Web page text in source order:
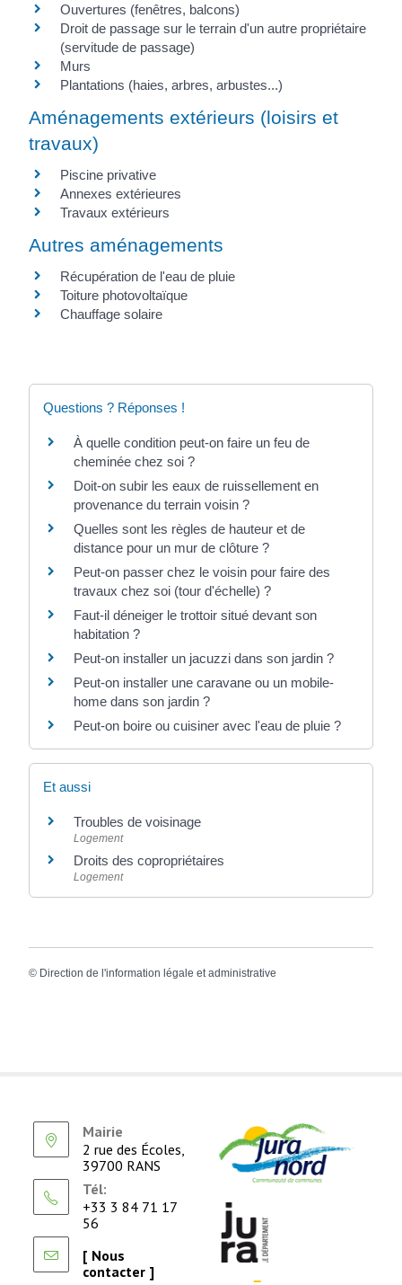
Ouvertures (fenêtres, balcons)
Droit de passage sur le terrain d'un autre propriétaire
(servitude de passage)
Murs
Plantations (haies, arbres, arbustes...)
Aménagements extérieurs (loisirs et
travaux)
Piscine privative
Annexes extérieures
Travaux extérieurs
Autres aménagements
Récupération de l'eau de pluie
Toiture photovoltaïque
Chauffage solaire
Questions ? Réponses !
À quelle condition peut-on faire un feu de
cheminée chez soi ?
Doit-on subir les eaux de ruissellement en
provenance du terrain voisin ?
Quelles sont les règles de hauteur et de
distance pour un mur de clôture ?
Peut-on passer chez le voisin pour faire des
travaux chez soi (tour d'échelle) ?
Faut-il déneiger le trottoir situé devant son
habitation ?
Peut-on installer un jacuzzi dans son jardin ?
Peut-on installer une caravane ou un mobile-
home dans son jardin ?
Peut-on boire ou cuisiner avec l'eau de pluie ?
Et aussi
Troubles de voisinage
Logement
Droits des copropriétaires
Logement
© Direction de l'information légale et administrative
Mairie
2 rue des Écoles,
39700 RANS
Tél:
+33 3 84 71 17
56
[ Nous
contacter ]